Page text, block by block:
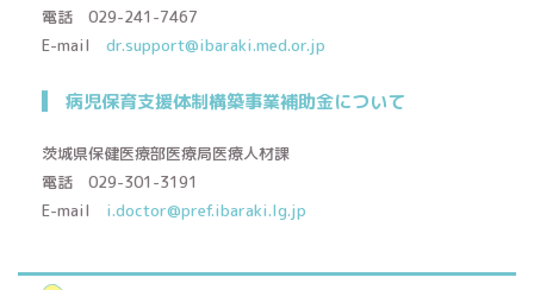
電話 029-241-7467
E-mail dr.support@ibaraki.med.or.jp
病児保育支援体制構築事業補助金について
茨城県保健医療部医療局医療人材課
電話 029-301-3191
E-mail i.doctor@pref.ibaraki.lg.jp